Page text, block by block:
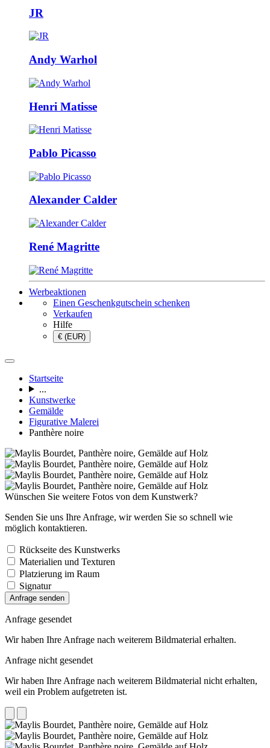
JR
Andy Warhol
Henri Matisse
Pablo Picasso
Alexander Calder
René Magritte
Werbeaktionen
Einen Geschenkgutschein schenken
Verkaufen
Hilfe
€ (EUR)
Startseite
...
Kunstwerke
Gemälde
Figurative Malerei
Panthère noire
Wünschen Sie weitere Fotos von dem Kunstwerk?
Senden Sie uns Ihre Anfrage, wir werden Sie so schnell wie
möglich kontaktieren.
Rückseite des Kunstwerks
Materialien und Texturen
Platzierung im Raum
Signatur
Anfrage senden
Anfrage gesendet
Wir haben Ihre Anfrage nach weiterem Bildmaterial erhalten.
Anfrage nicht gesendet
Wir haben Ihre Anfrage nach weiterem Bildmaterial nicht erhalten,
weil ein Problem aufgetreten ist.